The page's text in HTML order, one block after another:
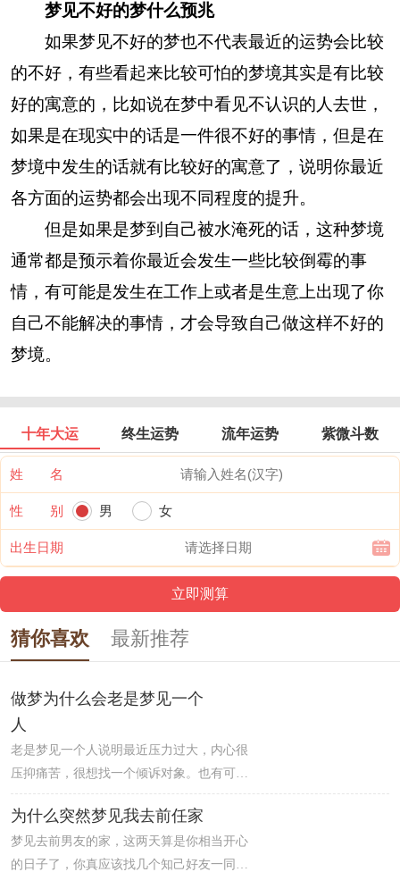
梦见不好的梦什么预兆
如果梦见不好的梦也不代表最近的运势会比较
的不好，有些看起来比较可怕的梦境其实是有比较
好的寓意的，比如说在梦中看见不认识的人去世，
如果是在现实中的话是一件很不好的事情，但是在
梦境中发生的话就有比较好的寓意了，说明你最近
各方面的运势都会出现不同程度的提升。
但是如果是梦到自己被水淹死的话，这种梦境
通常都是预示着你最近会发生一些比较倒霉的事
情，有可能是发生在工作上或者是生意上出现了你
自己不能解决的事情，才会导致自己做这样不好的
梦境。
十年大运 终生运势 流年运势 紫微斗数
姓 名
性 别 男 女
出生日期
猜你喜欢 最新推荐
做梦为什么会老是梦见一个
人
老是梦见一个人说明最近压力过大，内心很
压抑痛苦，很想找一个倾诉对象。也有可能
是因为这个人在你的现实生活中占据了很大
的比例和篇幅，所以在你的潜意识里面，已
经有了他的存在，无所不在。也是新的开始
的暗示。工作、恋爱上都可得到新的开始。
为什么突然梦见我去前任家
梦见去前男友的家，这两天算是你相当开心
的日子了，你真应该找几个知己好友一同出